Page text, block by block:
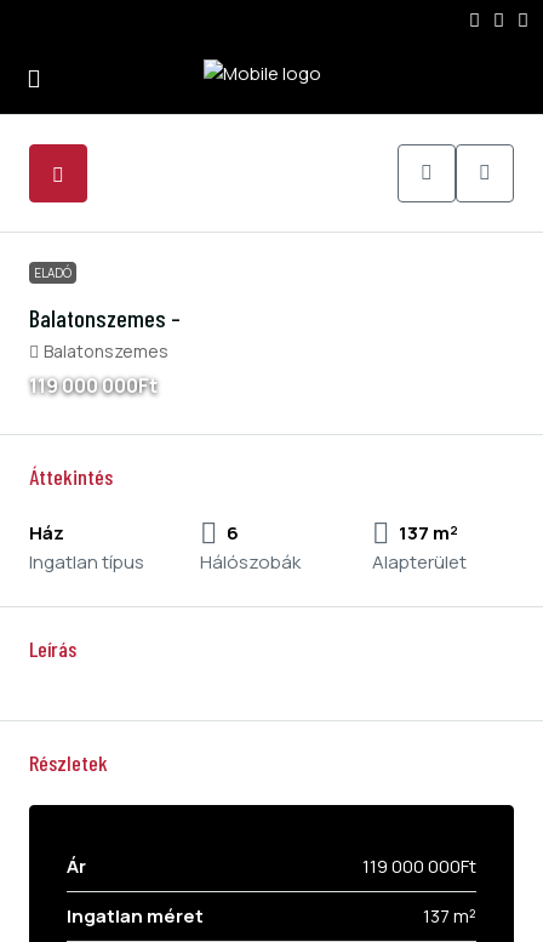
ELADÓ
Balatonszemes –
Balatonszemes
119 000 000Ft
Áttekintés
Ház
Ingatlan típus
6
Hálószobák
137 m²
Alapterület
Leírás
Részletek
Ár
119 000 000Ft
Ingatlan méret
137 m²